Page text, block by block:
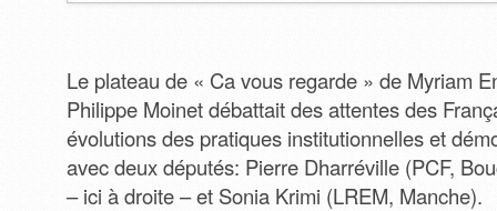
Le plateau de « Ca vous regarde » de Myriam
Philippe Moinet débattait des attentes des
évolutions des pratiques institutionnelles et
avec deux députés: Pierre Dharréville (PCF,
– ici à droite – et Sonia Krimi (LREM, Manche).